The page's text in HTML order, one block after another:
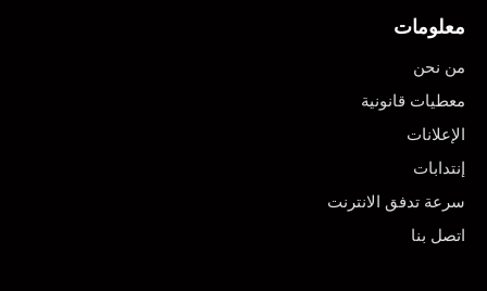
معلومات
من نحن
معطيات قانونية
الإعلانات
إنتدابات
سرعة تدفق الانترنت
اتصل بنا